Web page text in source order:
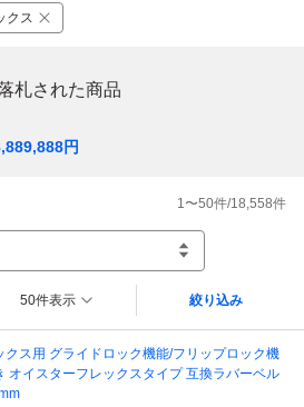
クス
札された商品
円
1 〜50件/18,558件
50件表示 絞り込み
クス用 グライドロック機能/フリップロック機
オイスターフレックスタイプ 互換ラバーベル